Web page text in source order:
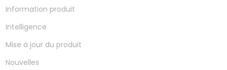
Information produit
Intelligence
Mise à jour du produit
Nouvelles